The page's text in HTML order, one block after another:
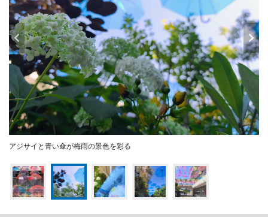
アジサイと青い傘が梅雨の景色を彩る